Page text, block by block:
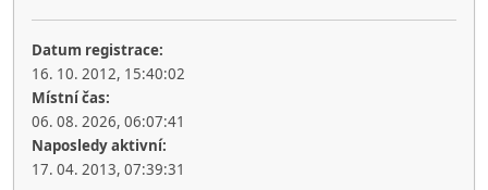
Datum registrace:
16. 10. 2012, 15:40:02
Místní čas:
06. 08. 2026, 06:07:41
Naposledy aktivní:
17. 04. 2013, 07:39:31